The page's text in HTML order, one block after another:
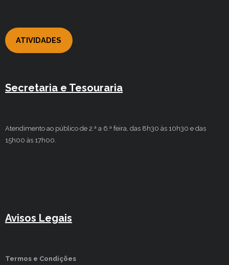
ATIVIDADES
Secretaria e Tesouraria
Atendimento ao público de 2.ª a 6.ª feira, das 8h30 às 10h30 e das
15h00 às 17h00.
Avisos Legais
Termos e Condições